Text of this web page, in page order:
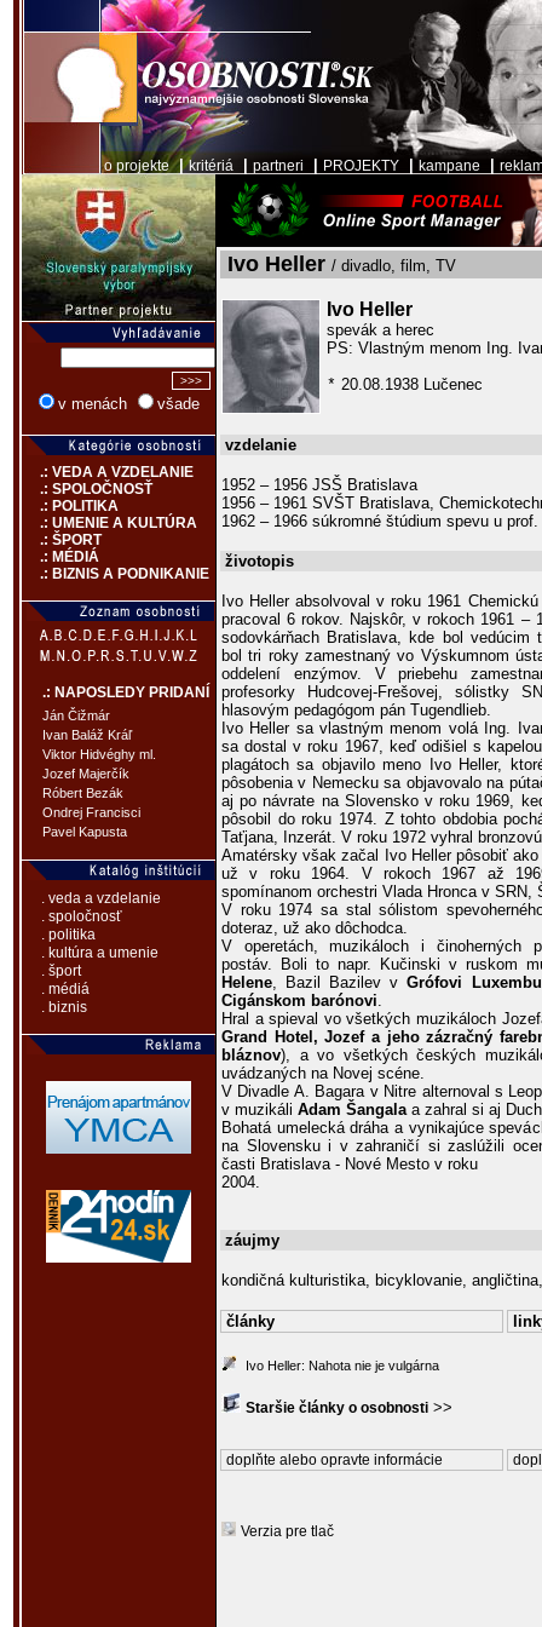
o projekte|kritériá partneri PROJEKTY kampane
v menách všade
.: VEDA A VZDELANIE
.: SPOLOČNOSŤ
.: POLITIKA
.: UMENIE A KULTÚRA
.: ŠPORT
.: MÉDIÁ
.: BIZNIS A PODNIKANIE
.: NAPOSLEDY PRIDANÍ
Ján Čižmár
Ivan Baláž Kráľ
Viktor Hidvéghy ml.
Jozef Majerčík
Róbert Bezák
Ondrej Francisci
Pavel Kapusta
. veda a vzdelanie
. spoločnosť
. politika
. kultúra a umenie
. šport
. médiá
. biznis
Ivo Heller / divadlo, film, TV
Ivo Heller
spevák a herec
PS: Vlastným menom Ing.
* 20.08.1938 Lučenec
vzdelanie
1952 – 1956 JSŠ Bratislava
1956 – 1961 SVŠT Bratislava,
1962 – 1966 súkromné štúdium spevu u
životopis
Ivo Heller absolvoval v roku 1961
pracoval 6 rokov. Najskôr, v rokoch 1961 –
sodovkárňach Bratislava, kde bol vedúcim
bol tri roky zamestnaný vo Výskumnom
oddelení enzýmov. V priebehu
profesorky Hudcovej-Frešovej, sólistky
hlasovým pedagógom pán Tugendlieb.
Ivo Heller sa vlastným menom volá Ing.
sa dostal v roku 1967, keď odišiel s
plagátoch sa objavilo meno Ivo Heller,
pôsobenia v Nemecku sa objavovalo na
aj po návrate na Slovensko v roku 1969,
pôsobil do roku 1974. Z tohto obdobia
Taťjana, Inzerát. V roku 1972 vyhral
Amatérsky však začal Ivo Heller pôsobiť
už v roku 1964. V rokoch 1967 až
spomínanom orchestri Vlada Hronca v SRN,
V roku 1974 sa stal sólistom
doteraz, už ako dôchodca.
V operetách, muzikáloch i činoherných
postáv. Boli to napr. Kučinski v ruskom
Helene, Bazil Bazilev vGrófovi
Cigánskom barónovi.
Hral a spieval vo všetkých muzikáloch
Grand Hotel, Jozef a jeho zázračný
bláznov), a vo všetkých českých
uvádzaných na Novej scéne.
V Divadle A. Bagara v Nitre alternoval s
v muzikáli Adam Šangalaa zahral si aj
Bohatá umelecká dráha a vynikajúce
na Slovensku i v zahraničí si zaslúžili
časti Bratislava - Nové Mesto v roku
2004.
záujmy
kondičná kulturistika, bicyklovanie,
články
Ivo Heller: Nahota nie je vulgárna
Staršie články o osobnosti >>
doplňte alebo opravte informácie
Verzia pre tlač